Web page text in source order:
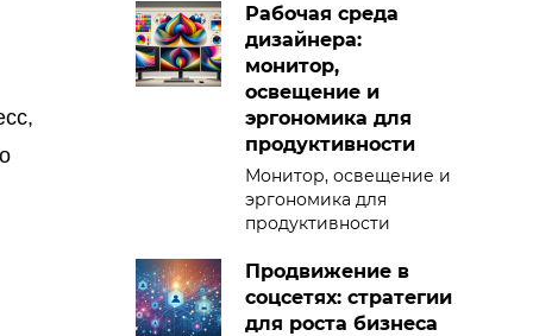
Рабочая среда
дизайнера:
монитор,
освещение и
эргономика для
продуктивности
Монитор, освещение и
эргономика для
продуктивности
Продвижение в
соцсетях: стратегии
для роста бизнеса